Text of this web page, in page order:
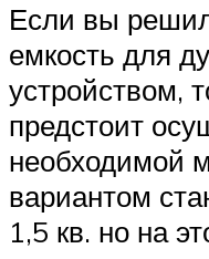
Если вы
емкость для
устройством,
предстоит
необходимой
вариантом
1,5 кв. но на